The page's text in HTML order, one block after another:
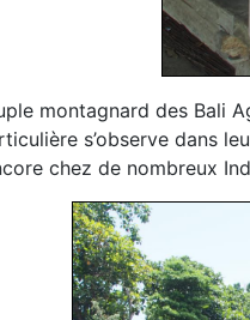
montagnard des Bali
s’observe dans
chez de nombreux